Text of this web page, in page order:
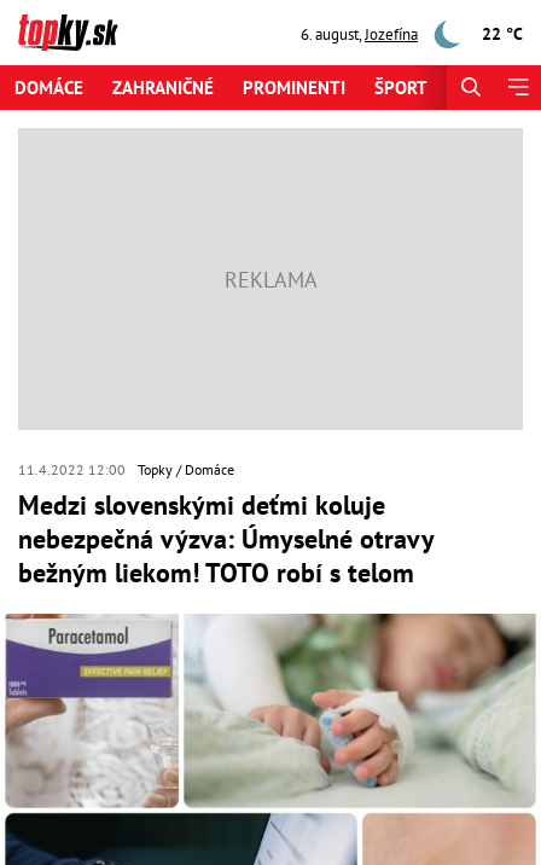
6. august,Jozefína 22 °C
DOMÁCE ZAHRANIČNÉ PROMINENTI ŠPORT
11.4.2022 12:00 Topky Domáce
Medzi slovenskými deťmi koluje
nebezpečná výzva: Úmyselné otravy
bežným liekom! TOTO robí s telom